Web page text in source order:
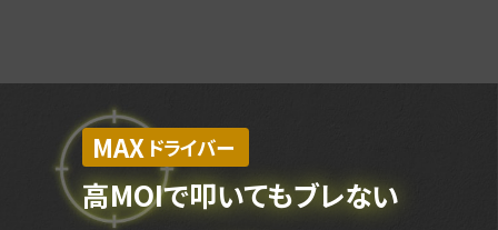
MAX ドライバー
高MOIで叩いてもブレない